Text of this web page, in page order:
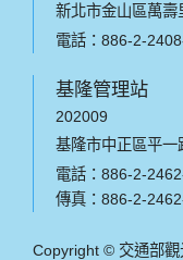
新北市金山區萬
電話：886-2-
基隆管理站
202009
基隆市中正區平一
電話：886-2-
傳真：886-2-
Copyright © 交通部觀